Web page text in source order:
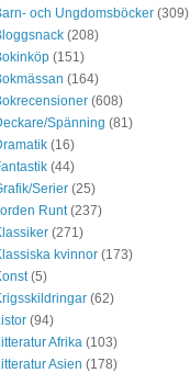
och Ungdomsböcker (309)
(208)
(151)
(164)
(608)
Spänning (81)
(16)
(44)
Serier (25)
Runt (237)
(271)
kvinnor (173)
(5)
(62)
(94)
Afrika (103)
Asien (178)